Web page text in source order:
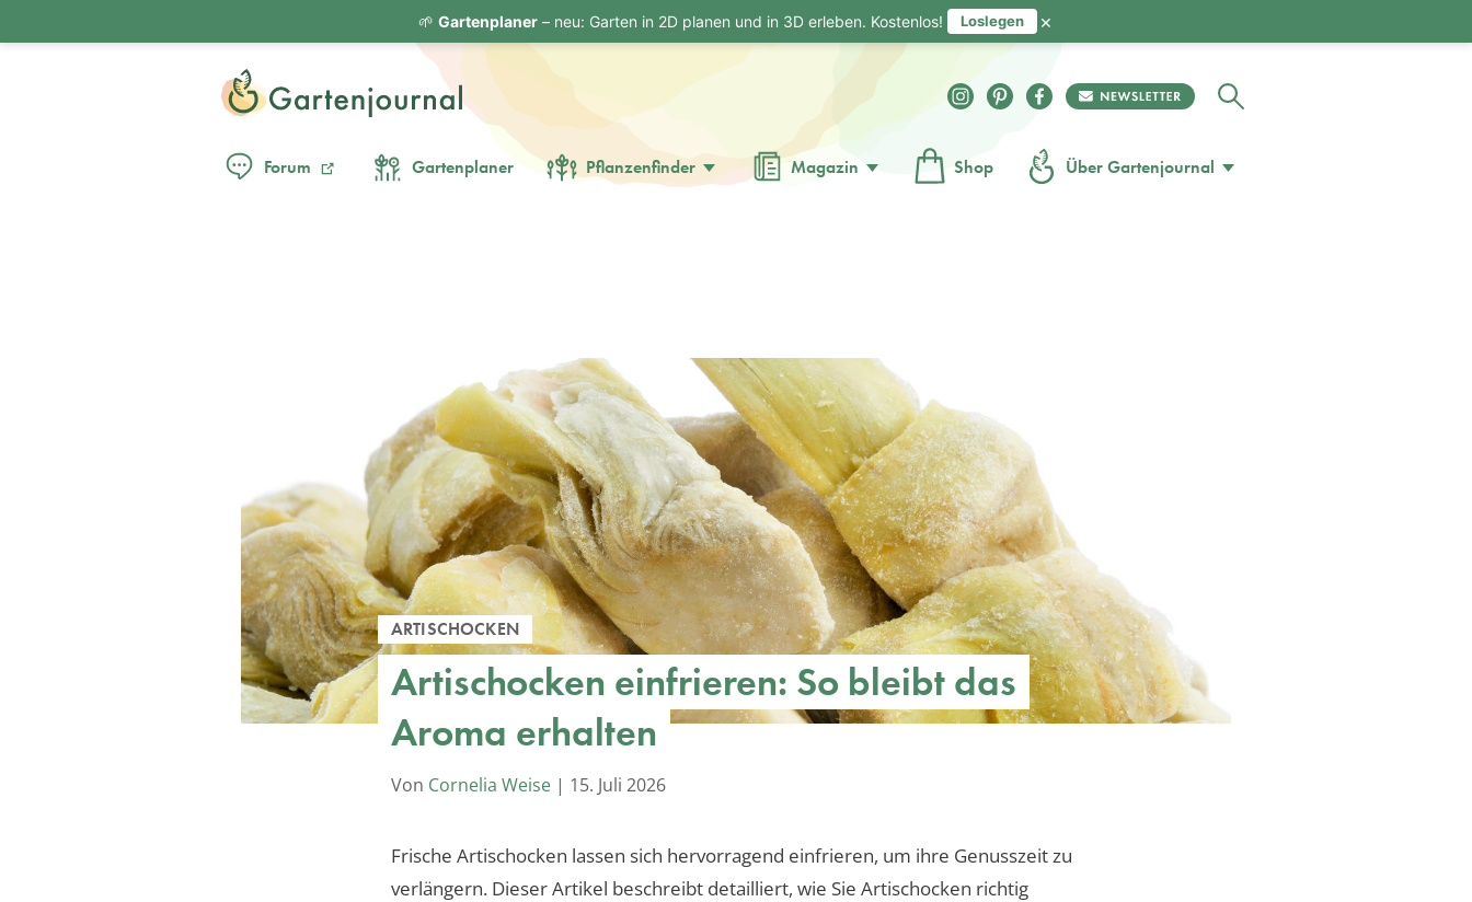
Forum Gartenplaner Pflanzenfinder Magazin Shop Über Gartenjournal
ARTISCHOCKEN
Artischocken einfrieren: So bleibt das
Aroma erhalten
Von Cornelia Weise | 15. Juli 2026
Frische Artischocken lassen sich hervorragend einfrieren, um ihre Genusszeit zu
verlängern. Dieser Artikel beschreibt detailliert, wie Sie Artischocken richtig
🌱 Gartenplaner– neu: Garten in 2D planen und in 3D erleben. Kostenlos! Loslegen ×